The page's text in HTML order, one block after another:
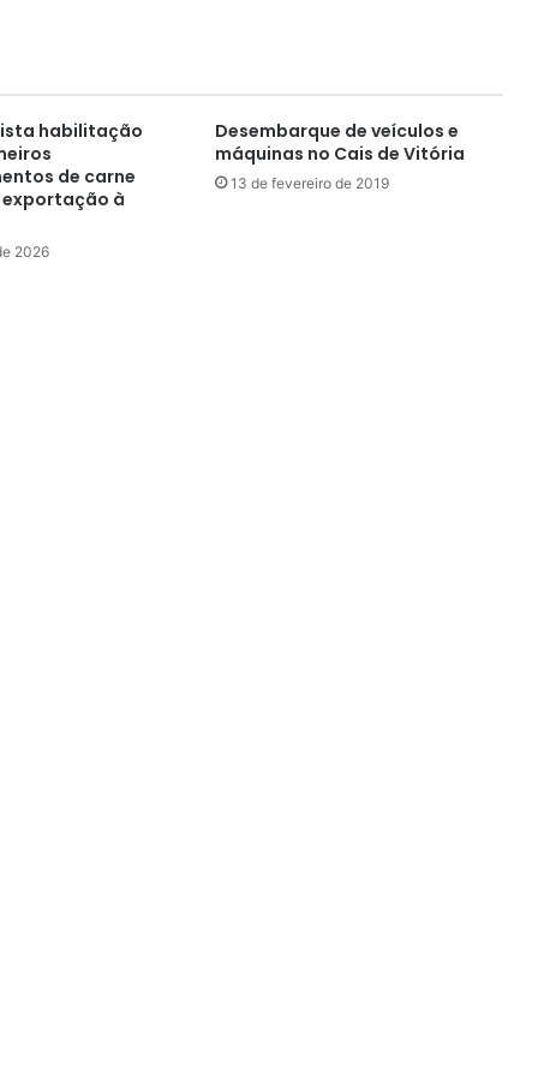
habilitação
de carne
à
2026
Desembarque de veículos e
máquinas no Cais de Vitória
13 de fevereiro de 2019